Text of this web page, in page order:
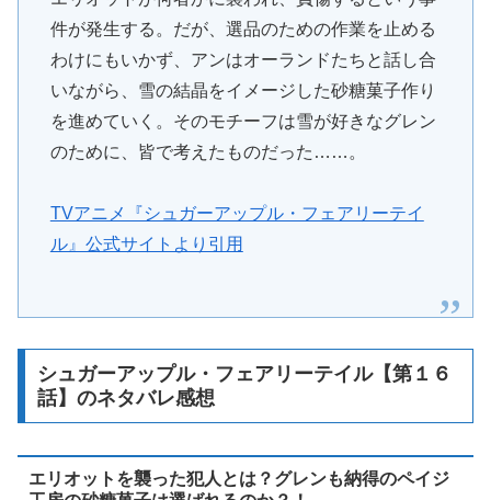
件が発生する。だが、選品のための作業を止める
わけにもいかず、アンはオーランドたちと話し合
いながら、雪の結晶をイメージした砂糖菓子作り
を進めていく。そのモチーフは雪が好きなグレン
のために、皆で考えたものだった……。
TVアニメ『シュガーアップル・フェアリーテイ
ル』公式サイトより引用
シュガーアップル・フェアリーテイル【第１６
話】のネタバレ感想
エリオットを襲った犯人とは？グレンも納得のペイジ